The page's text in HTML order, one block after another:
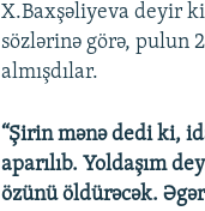
X.Baxşəliyeva deyir
sözlərinə görə, pulun
almışdılar.
“Şirin mənə dedi ki,
aparılıb. Yoldaşım
özünü öldürəcək.